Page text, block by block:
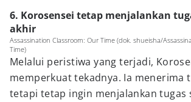
6. Korosensei tetap menjalankan
akhir
Assassination Classroom: Our Time (dok. shueisha/
Time)
Melalui peristiwa yang terjadi,
memperkuat tekadnya. Ia menerima
tetapi tetap ingin menjalankan tugas